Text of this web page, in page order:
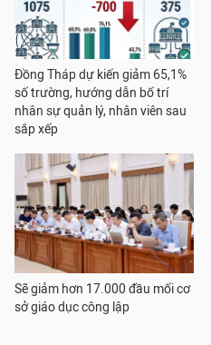
Đồng Tháp dự kiến giảm 65,1%
số trường, hướng dẫn bố trí
nhân sự quản lý, nhân viên sau
sắp xếp
Sẽ giảm hơn 17.000 đầu mối cơ
sở giáo dục công lập